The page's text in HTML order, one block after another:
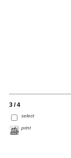
3 / 4
select
print